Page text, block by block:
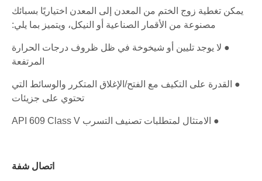
يمكن تغطية زوج الختم من المعدن إلى المعدن اختياريًا بسبائك
مصنوعة من الأقمار الصناعية أو النيكل، ويتميز بما يلي:
● لا يوجد تليين أو شيخوخة في ظل ظروف درجات الحرارة
المرتفعة
● القدرة على التكيف مع الفتح/الإغلاق المتكرر والوسائط التي
تحتوي على جزيئات
● الامتثال لمتطلبات تصنيف التسرب API 609 Class V
اتصال شفة